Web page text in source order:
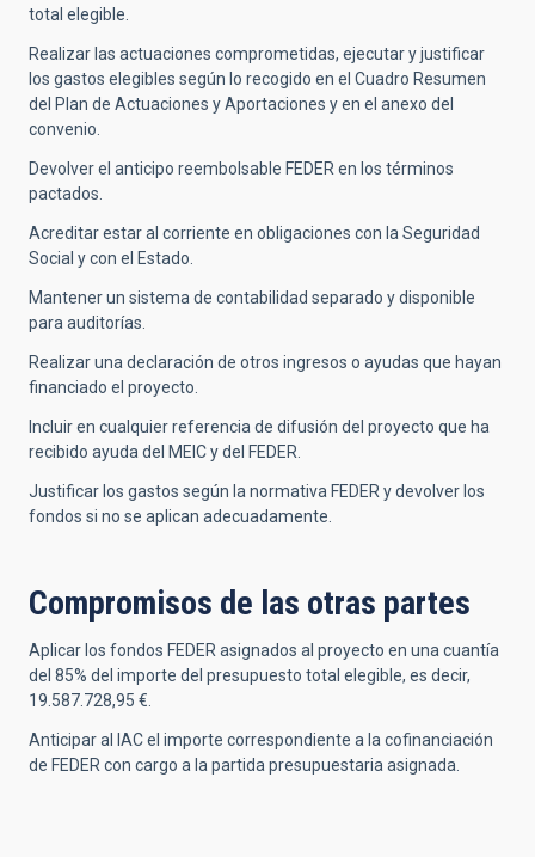
total elegible.
Realizar las actuaciones comprometidas, ejecutar y justificar
los gastos elegibles según lo recogido en el Cuadro Resumen
del Plan de Actuaciones y Aportaciones y en el anexo del
convenio.
Devolver el anticipo reembolsable FEDER en los términos
pactados.
Acreditar estar al corriente en obligaciones con la Seguridad
Social y con el Estado.
Mantener un sistema de contabilidad separado y disponible
para auditorías.
Realizar una declaración de otros ingresos o ayudas que hayan
financiado el proyecto.
Incluir en cualquier referencia de difusión del proyecto que ha
recibido ayuda del MEIC y del FEDER.
Justificar los gastos según la normativa FEDER y devolver los
fondos si no se aplican adecuadamente.
Compromisos de las otras partes
Aplicar los fondos FEDER asignados al proyecto en una cuantía
del 85% del importe del presupuesto total elegible, es decir,
19.587.728,95 €.
Anticipar al IAC el importe correspondiente a la cofinanciación
de FEDER con cargo a la partida presupuestaria asignada.